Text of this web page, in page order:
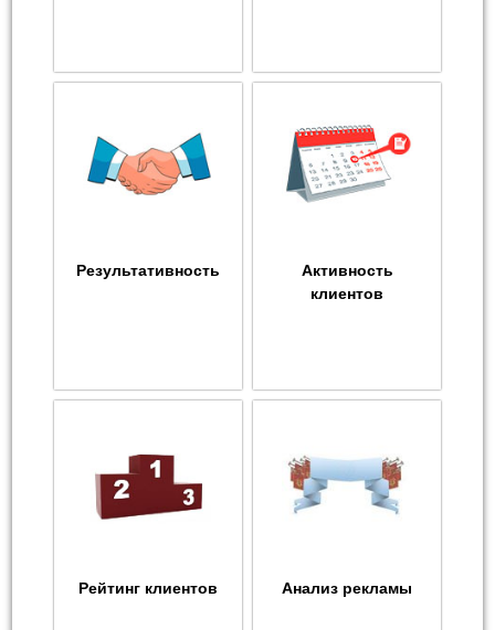
Результативность
Активность
клиентов
Рейтинг клиентов Анализ рекламы